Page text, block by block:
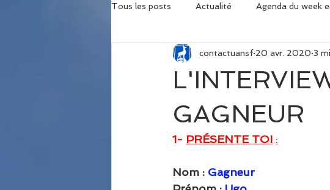
Tous les posts Actualité Agenda du week
GAGNEUR
contactuansf 20 avr. 2020 3
1- PRÉSENTE TOI :
Nom : Gagneur